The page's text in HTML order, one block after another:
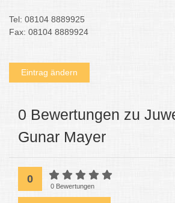
Tel: 08104 8889925
Fax: 08104 8889924
Eintrag ändern
0 Bewertungen zu
Gunar Mayer
0
0 Bewertungen